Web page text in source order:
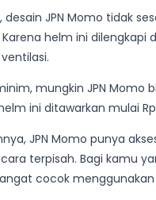
desain JPN Momo tidak
helm ini dilengkapi
mungkin JPN Momo
ini ditawarkan mulai Rp
JPN Momo punya
terpisah. Bagi kamu
cocok